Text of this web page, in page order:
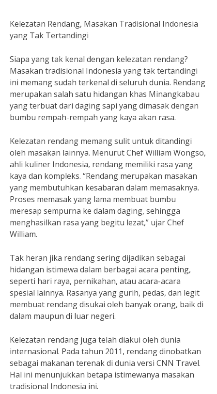
Kelezatan Rendang, Masakan Tradisional Indonesia
yang Tak Tertandingi
Siapa yang tak kenal dengan kelezatan rendang?
Masakan tradisional Indonesia yang tak tertandingi
ini memang sudah terkenal di seluruh dunia. Rendang
merupakan salah satu hidangan khas Minangkabau
yang terbuat dari daging sapi yang dimasak dengan
bumbu rempah-rempah yang kaya akan rasa.
Kelezatan rendang memang sulit untuk ditandingi
oleh masakan lainnya. Menurut Chef William Wongso,
ahli kuliner Indonesia, rendang memiliki rasa yang
kaya dan kompleks. “Rendang merupakan masakan
yang membutuhkan kesabaran dalam memasaknya.
Proses memasak yang lama membuat bumbu
meresap sempurna ke dalam daging, sehingga
menghasilkan rasa yang begitu lezat,” ujar Chef
William.
Tak heran jika rendang sering dijadikan sebagai
hidangan istimewa dalam berbagai acara penting,
seperti hari raya, pernikahan, atau acara-acara
spesial lainnya. Rasanya yang gurih, pedas, dan legit
membuat rendang disukai oleh banyak orang, baik di
dalam maupun di luar negeri.
Kelezatan rendang juga telah diakui oleh dunia
internasional. Pada tahun 2011, rendang dinobatkan
sebagai makanan terenak di dunia versi CNN Travel.
Hal ini menunjukkan betapa istimewanya masakan
tradisional Indonesia ini.